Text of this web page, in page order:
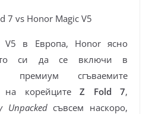
V5 в Европа, Honor ясно
си да се включи в
премиум сгъваемите
на корейците Z Fold 7,
Unpackedсъвсем наскоро,